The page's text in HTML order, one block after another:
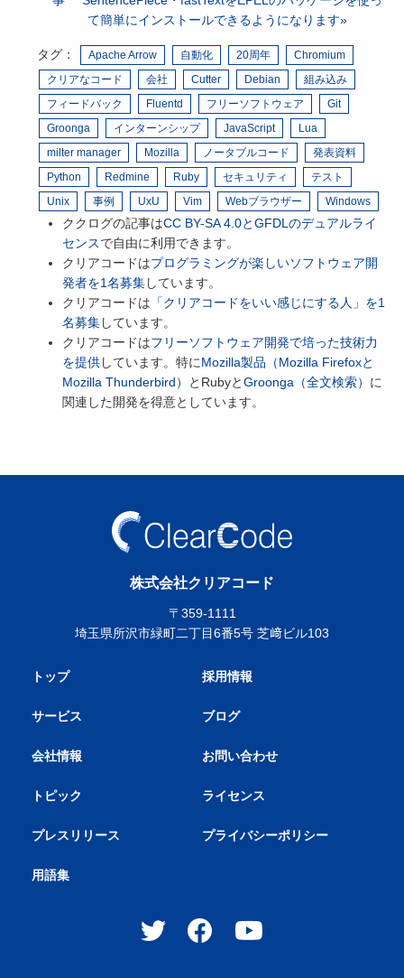
て簡単にインストールできるようになります
タグ： Apache Arrow 自動化 20周年
Chromium
クリアなコード
会社 Cutter Debian
組み込み
フィードバック
Fluentd フリーソフトウェア
Git
Groonga
インターンシップ JavaScript
Lua
milter manager
Mozilla ノータブルコード
発表資料
Python
Redmine Ruby セキュリティ
テスト
Unix
事例 UxU Vim Webブラウザー Windows
ククログの記事はCC BY-SA 4.0とGFDLのデュアルライ
センスで自由に利用できます。
クリアコードはプログラミングが楽しいソフトウェア開
発者を1名募集しています。
クリアコードは 「クリアコードをいい感じにする人」を1
名募集しています。
クリアコードはフリーソフトウェア開発で培った技術力
を提供しています。特にMozilla製品（Mozilla Firefoxと
Mozilla Thunderbird）
とRubyとGroonga（全文検索） に
関連した開発を得意としています。
株式会社クリアコード
〒359-1111
埼玉県所沢市緑町二丁目6番5号 芝﨑ビル103
トップ
サービス
会社情報
トピック
プレスリリース
用語集
採用情報
ブログ
お問い合わせ
ライセンス
プライバシーポリシー